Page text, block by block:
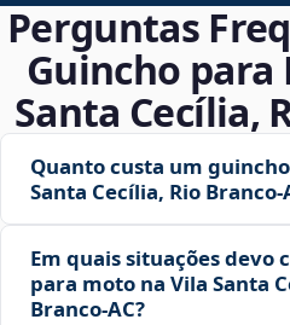
Perguntas
Guincho para
Santa Cecília,
Quanto custa um
Santa Cecília, Rio
Em quais situações devo
para moto na Vila Santa
Branco‑AC?